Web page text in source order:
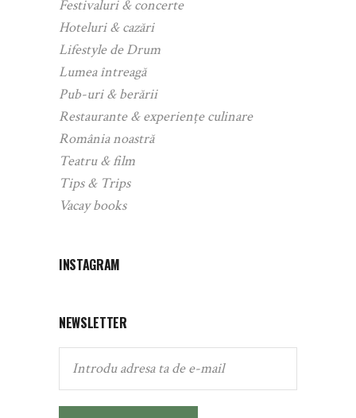
Festivaluri & concerte
Hoteluri & cazări
Lifestyle de Drum
Lumea întreagă
Pub-uri & berării
Restaurante & experiențe culinare
România noastră
Teatru & film
Tips & Trips
Vacay books
INSTAGRAM
NEWSLETTER